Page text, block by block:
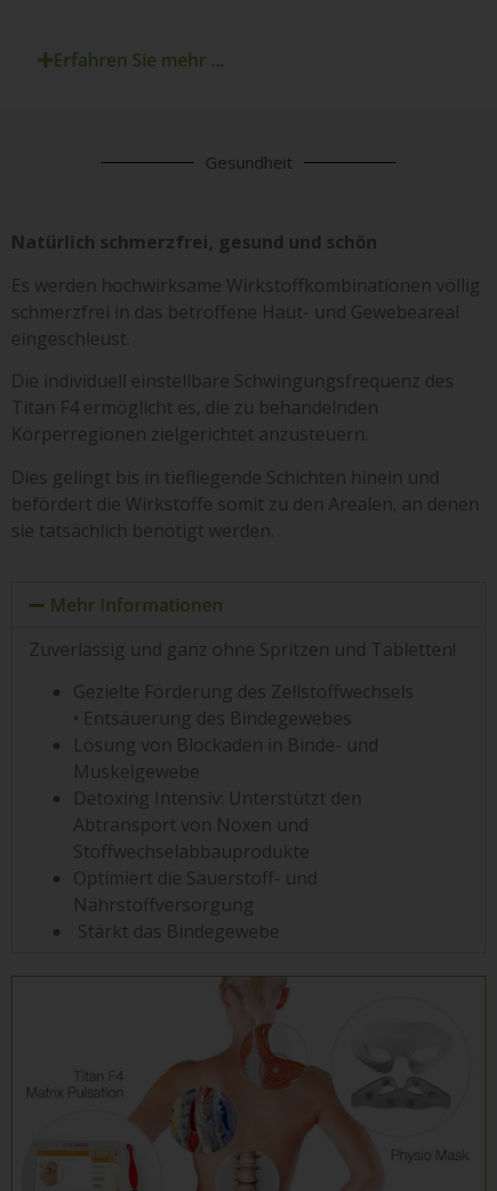
Erfahren Sie mehr ...
Gesundheit
Natürlich schmerzfrei, gesund und schön
Es werden hochwirksame Wirkstoffkombinationen völlig
schmerzfrei in das betroffene Haut- und Gewebeareal
eingeschleust.
Die individuell einstellbare Schwingungsfrequenz des
Titan F4 ermöglicht es, die zu behandelnden
Körperregionen zielgerichtet anzusteuern.
Dies gelingt bis in tiefliegende Schichten hinein und
befördert die Wirkstoffe somit zu den Arealen, an denen
sie tatsächlich benötigt werden.
Mehr Informationen
Zuverlässig und ganz ohne Spritzen und Tabletten!
Gezielte Förderung des Zellstoffwechsels
• Entsäuerung des Bindegewebes
Lösung von Blockaden in Binde- und
Muskelgewebe
Detoxing Intensiv: Unterstützt den
Abtransport von Noxen und
Stoffwechselabbauprodukte
Optimiert die Sauerstoff- und
Nährstoffversorgung
Stärkt das Bindegewebe